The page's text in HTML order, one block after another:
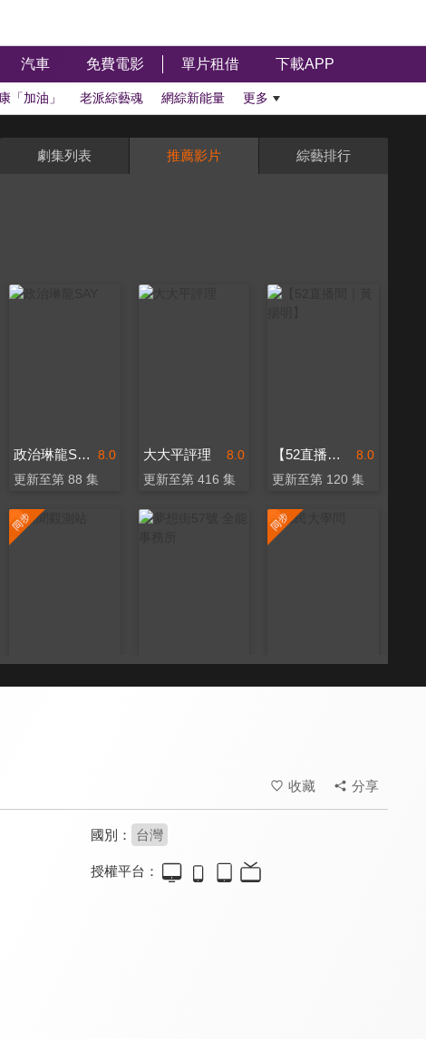
汽車 免費電影 單片租借 下載APP
「加油」 老派綜藝魂 網綜新能量 更多
劇集列表 推薦影片 綜藝排行
8.0
政治琳龍SAY
更新至第 88 集
8.0
大大平評理
更新至第 416 集
8.0
【52直播間｜黃揚明】
更新至第 120 集
收藏 分享
國別： 台灣
授權平台：